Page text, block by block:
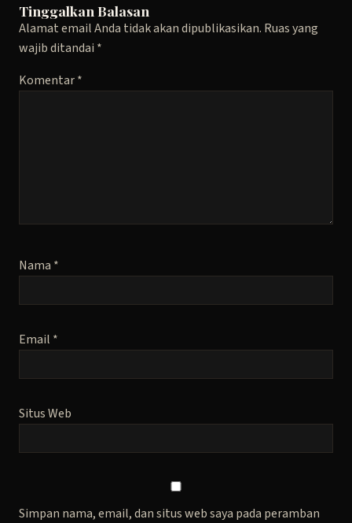
Tinggalkan Balasan
Alamat email Anda tidak akan dipublikasikan. Ruas yang
wajib ditandai *
Komentar*
Nama *
Email *
Situs Web
Simpan nama, email, dan situs web saya pada peramban